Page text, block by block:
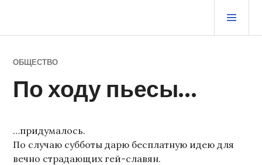
содержимому
ЖУРНАЛ СТАРОГО ВОРЧУНА
ОБЩЕСТВО
По ходу пьесы…
…придумалось.
По случаю субботы дарю бесплатную идею для
вечно страдающих гей-славян.